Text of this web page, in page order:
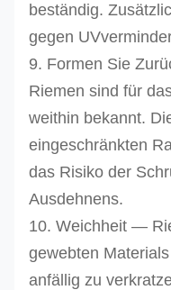
beständig.
gegen
9. Formen Sie
Riemen sind für
weithin bekannt.
eingeschränkten
das Risiko der
Ausdehnens.
10. Weichheit —
gewebten
anfällig zu